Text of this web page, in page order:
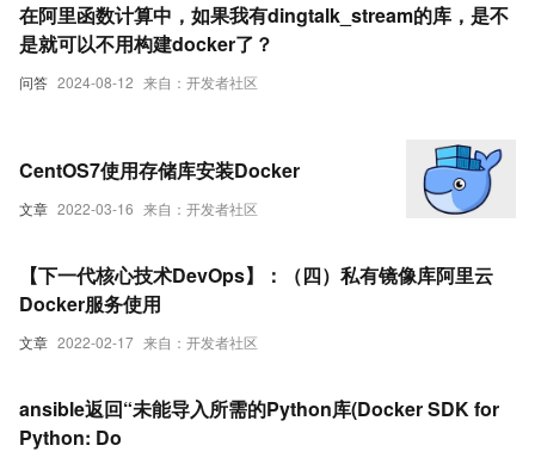
问答 2024-08-12 来自：开发者社区
在阿里函数计算中，如果我有dingtalk_stream的库，是不
是就可以不用构建docker了？
文章 2022-03-16 来自：开发者社区
CentOS7使用存储库安装Docker
文章 2022-02-17 来自：开发者社区
【下一代核心技术DevOps】：（四）私有镜像库阿里云
Docker服务使用
ansible返回“未能导入所需的Python库(Docker SDK for
Python: Do